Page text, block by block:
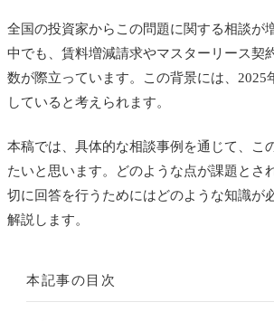
全国の投資家からこの問題に関する相談が
中でも、賃料増減請求やマスターリース契
数が際立っています。この背景には、2025
していると考えられます。
本稿では、具体的な相談事例を通じて、こ
たいと思います。どのような点が課題とさ
切に回答を行うためにはどのような知識が
解説します。
本記事の目次